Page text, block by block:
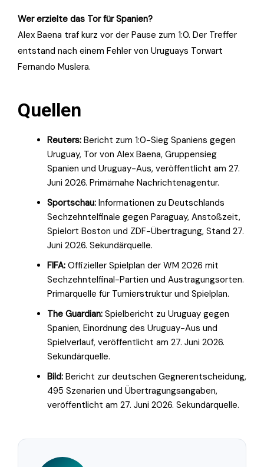
Wer erzielte das Tor für Spanien?
Alex Baena traf kurz vor der Pause zum 1:0. Der Treffer
entstand nach einem Fehler von Uruguays Torwart
Fernando Muslera.
Quellen
Reuters: Bericht zum 1:0-Sieg Spaniens gegen
Uruguay, Tor von Alex Baena, Gruppensieg
Spanien und Uruguay-Aus, veröffentlicht am 27.
Juni 2026. Primärnahe Nachrichtenagentur.
Sportschau: Informationen zu Deutschlands
Sechzehntelfinale gegen Paraguay, Anstoßzeit,
Spielort Boston und ZDF-Übertragung, Stand 27.
Juni 2026. Sekundärquelle.
FIFA: Offizieller Spielplan der WM 2026 mit
Sechzehntelfinal-Partien und Austragungsorten.
Primärquelle für Turnierstruktur und Spielplan.
The Guardian: Spielbericht zu Uruguay gegen
Spanien, Einordnung des Uruguay-Aus und
Spielverlauf, veröffentlicht am 27. Juni 2026.
Sekundärquelle.
Bild: Bericht zur deutschen Gegnerentscheidung,
495 Szenarien und Übertragungsangaben,
veröffentlicht am 27. Juni 2026. Sekundärquelle.